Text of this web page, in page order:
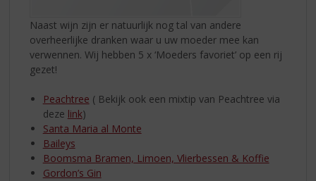
Naast wijn zijn er natuurlijk nog tal van andere
overheerlijke dranken waar u uw moeder mee kan
verwennen. Wij hebben 5 x ‘Moeders favoriet’ op een rij
gezet!
Peachtree ( Bekijk ook een mixtip van Peachtree via
deze link)
Santa Maria al Monte
Baileys
Boomsma Bramen, Limoen, Vlierbessen & Koffie
Gordon’s Gin